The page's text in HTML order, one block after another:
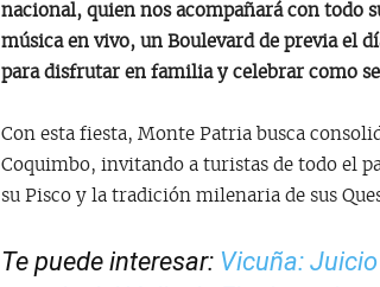
nacional, quien nos acompañará con todo
música en vivo, un Boulevard de previa el
para disfrutar en familia y celebrar como
Con esta fiesta, Monte Patria busca
Coquimbo, invitando a turistas de todo el
su Pisco y la tradición milenaria de sus
Te puede interesar: Vicuña: